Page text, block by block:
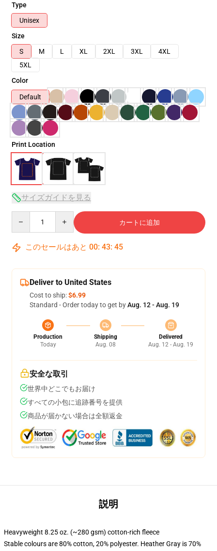
Type
Unisex
Size
S
M L XL 2XL 3XL
4XL
5XL
Color
Default
Print Location
サイズガイドを見る
カートに追加
このセールはあと 00: 43: 44
Deliver to United States
Cost to ship:$6.99
Standard - Order today to get byAug. 12 - Aug. 19
Production
Today
Shipping
Aug. 08
Delivered
Aug. 12 - Aug. 19
安全な取引
世界中どこでもお届け
すべての小包に追跡番号を提供
商品が届かない場合は全額返金
説明
Heavyweight 8.25 oz. (~280 gsm) cotton-rich fleece
Stable colours are 80% cotton, 20% polyester. Heather Gray is 70%